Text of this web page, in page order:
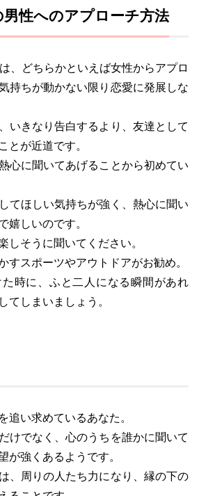
性へのアプローチ方法
、どちらかといえば女性からアプロ
持ちが動かない限り恋愛に発展しな
いきなり告白するより、友達として
とが近道です。
心に聞いてあげることから初めてい
てほしい気持ちが強く、熱心に聞い
嬉しいのです。
しそうに聞いてください。
すスポーツやアウトドアがお勧め。
時に、ふと二人になる瞬間があれ
てしまいましょう。
追い求めているあなた。
けでなく、心のうちを誰かに聞いて
が強くあるようです。
、周りの人たち力になり、縁の下の